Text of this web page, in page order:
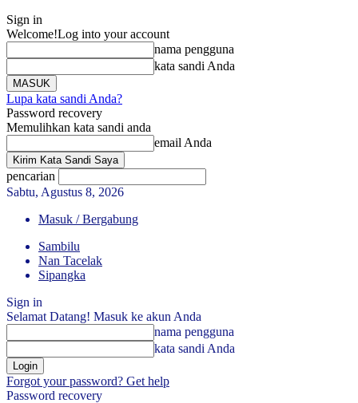
Sign in
Welcome!Log into your account
nama pengguna
kata sandi Anda
Lupa kata sandi Anda?
Password recovery
Memulihkan kata sandi anda
email Anda
pencarian
Sabtu, Agustus 8, 2026
Masuk / Bergabung
Sambilu
Nan Tacelak
Sipangka
Sign in
Selamat Datang! Masuk ke akun Anda
nama pengguna
kata sandi Anda
Forgot your password? Get help
Password recovery